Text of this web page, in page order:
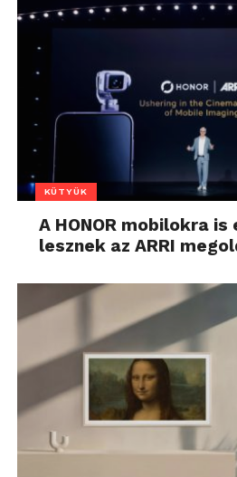
KÜTYÜK
A HONOR mobilokra
lesznek az ARRI